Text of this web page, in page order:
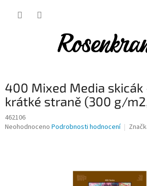
400 Mixed Media
krátké straně (300 g/
462106
Průměrné
Neohodnoceno Podrobnosti hodnocení